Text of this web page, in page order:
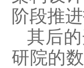
阶段推
其后
研院的